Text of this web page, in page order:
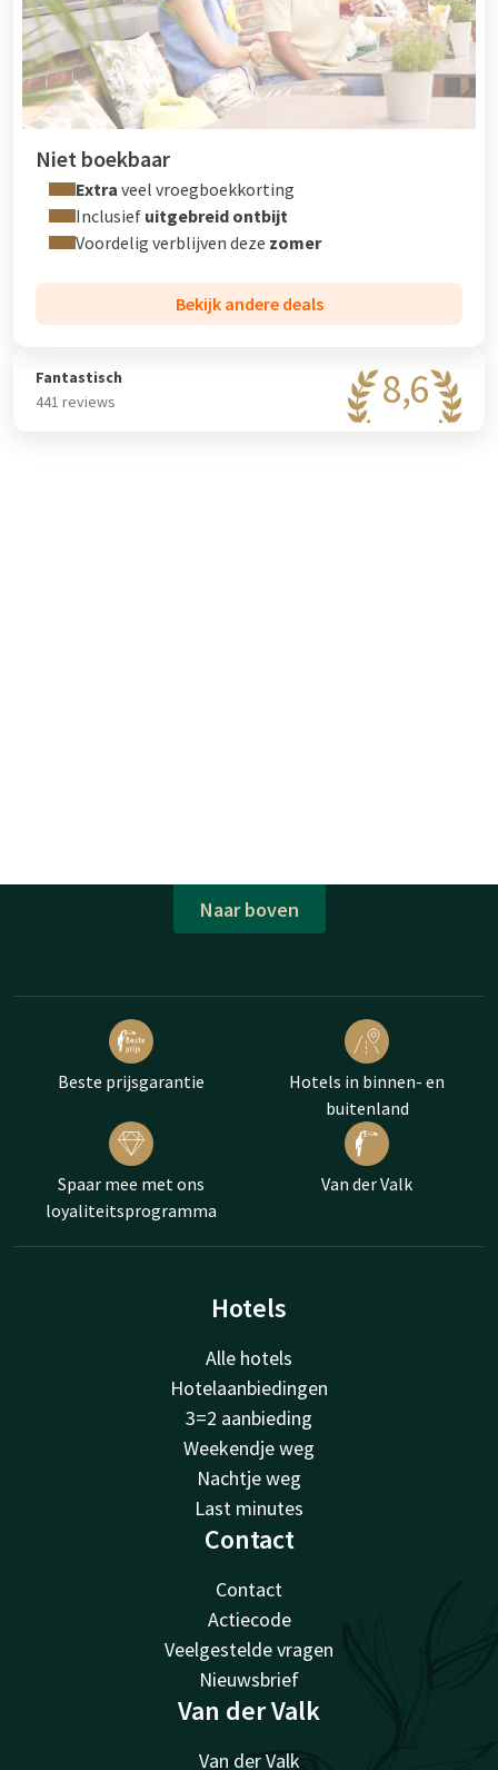
Niet boekbaar
Extra veel vroegboekkorting
Inclusief uitgebreid ontbijt
Voordelig verblijven deze zomer
Bekijk andere deals
8,6
Fantastisch
441 reviews
Naar boven
Beste prijsgarantie
Hotels in binnen- en
buitenland
Spaar mee met ons
loyaliteitsprogramma
Van der Valk
Hotels
Alle hotels
Hotelaanbiedingen
3=2 aanbieding
Weekendje weg
Nachtje weg
Last minutes
Contact
Contact
Actiecode
Veelgestelde vragen
Nieuwsbrief
Van der Valk
Van der Valk